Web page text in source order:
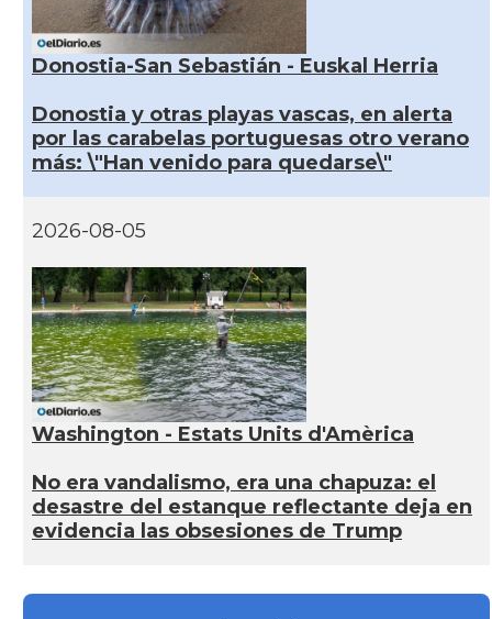
Donostia-San Sebastián - Euskal Herria
Donostia y otras playas vascas, en alerta
por las carabelas portuguesas otro verano
más: \"Han venido para quedarse\"
2026-08-05
Washington - Estats Units d'Amèrica
No era vandalismo, era una chapuza: el
desastre del estanque reflectante deja en
evidencia las obsesiones de Trump